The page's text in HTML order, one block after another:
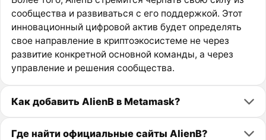
сообщества и развиваться с его поддержкой. Этот
инновационный цифровой актив будет определять
свое направление в криптоэкосистеме не через
развитие конкретной основной команды, а через
управление и решения сообщества.
Как добавить AlienB в Metamask?
Где найти официальные сайты AlienB?